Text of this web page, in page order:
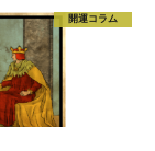
開運コラム